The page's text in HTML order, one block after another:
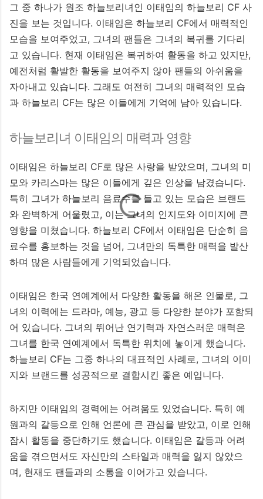
그 중 하나가 원조 하늘보리녀인 이태임의 하늘보리 CF 사
진을 보는 것입니다. 이태임은 하늘보리 CF에서 매력적인
모습을 보여주었고, 그녀의 팬들은 그녀의 복귀를 기다리
고 있습니다. 현재 이태임은 복귀하여 활동을 하고 있지만,
예전처럼 활발한 활동을 보여주지 않아 팬들의 아쉬움을
자아내고 있습니다. 그래도 여전히 그녀의 매력적인 모습
과 하늘보리 CF는 많은 이들에게 기억에 남아 있습니다.
하늘보리녀 이태임의 매력과 영향
이태임은 하늘보리 CF로 많은 사랑을 받았으며, 그녀의 미
모와 카리스마는 많은 이들에게 깊은 인상을 남겼습니다.
특히 그녀가 하늘보리 음료수를 들고 있는 모습은 브랜드
와 완벽하게 어울렸고, 이는 그녀의 인지도와 이미지에 큰
영향을 미쳤습니다. 하늘보리 CF에서 이태임은 단순히 음
료수를 홍보하는 것을 넘어, 그녀만의 독특한 매력을 발산
하며 많은 사람들에게 기억되었습니다.
이태임은 한국 연예계에서 다양한 활동을 해온 인물로, 그
녀의 이력에는 드라마, 예능, 광고 등 다양한 분야가 포함되
어 있습니다. 그녀의 뛰어난 연기력과 자연스러운 매력은
그녀를 한국 연예계에서 독특한 위치에 놓이게 했습니다.
하늘보리 CF는 그중 하나의 대표적인 사례로, 그녀의 이미
지와 브랜드를 성공적으로 결합시킨 좋은 예입니다.
하지만 이태임의 경력에는 어려움도 있었습니다. 특히 예
원과의 갈등으로 인해 언론에 큰 관심을 받았고, 이로 인해
잠시 활동을 중단하기도 했습니다. 이태임은 갈등과 어려
움을 겪으면서도 자신만의 스타일과 매력을 잃지 않았으
며, 현재도 팬들과의 소통을 이어가고 있습니다.